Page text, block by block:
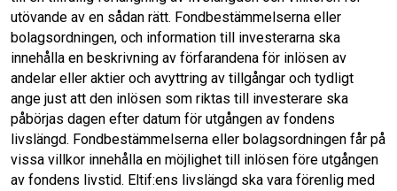
utövande av en sådan rätt. Fondbestämmelserna eller
bolagsordningen, och information till investerarna ska
innehålla en beskrivning av förfarandena för inlösen av
andelar eller aktier och avyttring av tillgångar och tydligt
ange just att den inlösen som riktas till investerare ska
påbörjas dagen efter datum för utgången av fondens
livslängd. Fondbestämmelserna eller bolagsordningen får på
vissa villkor innehålla en möjlighet till inlösen före utgången
av fondens livstid. Eltif:ens livslängd ska vara förenlig med